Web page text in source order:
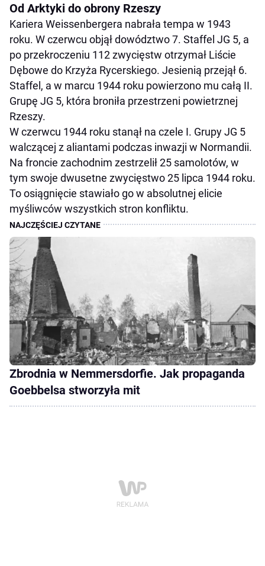
Od Arktyki do obrony Rzeszy
Kariera Weissenbergera nabrała tempa w 1943
roku. W czerwcu objął dowództwo 7. Staffel JG 5, a
po przekroczeniu 112 zwycięstw otrzymał Liście
Dębowe do Krzyża Rycerskiego. Jesienią przejął 6.
Staffel, a w marcu 1944 roku powierzono mu całą II.
Grupę JG 5, która broniła przestrzeni powietrznej
Rzeszy.
W czerwcu 1944 roku stanął na czele I. Grupy JG 5
walczącej z aliantami podczas inwazji w Normandii.
Na froncie zachodnim zestrzelił 25 samolotów, w
tym swoje dwusetne zwycięstwo 25 lipca 1944 roku.
To osiągnięcie stawiało go w absolutnej elicie
myśliwców wszystkich stron konfliktu.
Zbrodnia w Nemmersdorfie. Jak propaganda
Goebbelsa stworzyła mit